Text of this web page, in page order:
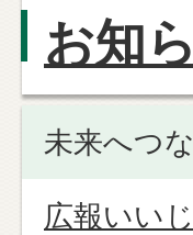
お知
未来へつ
広報いい